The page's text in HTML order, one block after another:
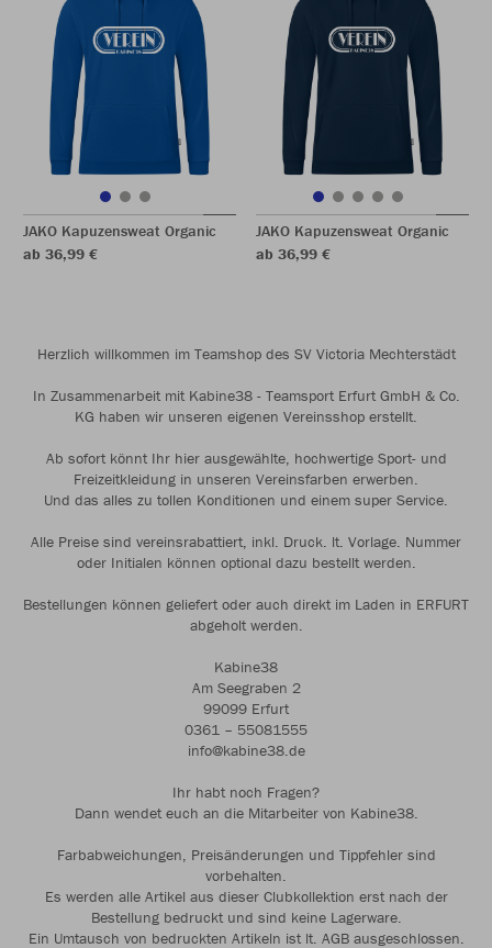
JAKO Kapuzensweat Organic
ab 36,99 €
JAKO Kapuzensweat Organic
ab 36,99 €
Herzlich willkommen im Teamshop des SV Victoria Mechterstädt
In Zusammenarbeit mit Kabine38 - Teamsport Erfurt GmbH & Co.
KG haben wir unseren eigenen Vereinsshop erstellt.
Ab sofort könnt Ihr hier ausgewählte, hochwertige Sport- und
Freizeitkleidung in unseren Vereinsfarben erwerben.
Und das alles zu tollen Konditionen und einem super Service.
Alle Preise sind vereinsrabattiert, inkl. Druck. lt. Vorlage. Nummer
oder Initialen können optional dazu bestellt werden.
Bestellungen können geliefert oder auch direkt im Laden in ERFURT
abgeholt werden.
Kabine38
Am Seegraben 2
99099 Erfurt
0361 – 55081555
info@kabine38.de
Ihr habt noch Fragen?
Dann wendet euch an die Mitarbeiter von Kabine38.
Farbabweichungen, Preisänderungen und Tippfehler sind
vorbehalten.
Es werden alle Artikel aus dieser Clubkollektion erst nach der
Bestellung bedruckt und sind keine Lagerware.
Ein Umtausch von bedruckten Artikeln ist lt. AGB ausgeschlossen.